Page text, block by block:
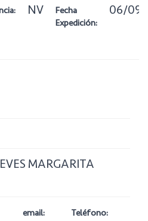
NV
Fecha
Expedición:
06/09/
MARGARITA
email: Teléfono: